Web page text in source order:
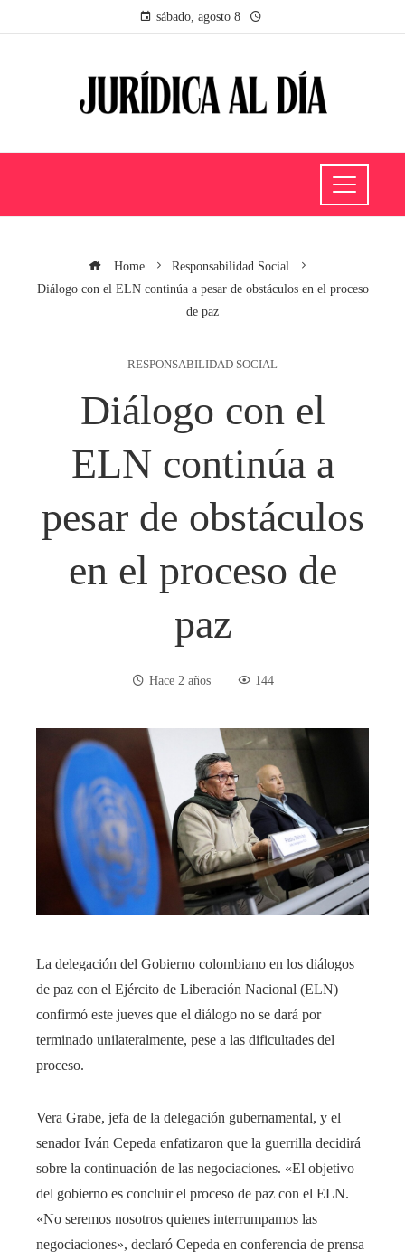
sábado, agosto 8
Home
Responsabilidad Social
Diálogo con el ELN continúa a pesar de obstáculos en el proceso
de paz
RESPONSABILIDAD SOCIAL
Diálogo con el
ELN continúa a
pesar de obstáculos
en el proceso de
paz
Hace 2 años 144
La delegación del Gobierno colombiano en los diálogos
de paz con el Ejército de Liberación Nacional (ELN)
confirmó este jueves que el diálogo no se dará por
terminado unilateralmente, pese a las dificultades del
proceso.
Vera Grabe, jefa de la delegación gubernamental, y el
senador Iván Cepeda enfatizaron que la guerrilla decidirá
sobre la continuación de las negociaciones. «El objetivo
del gobierno es concluir el proceso de paz con el ELN.
«No seremos nosotros quienes interrumpamos las
negociaciones», declaró Cepeda en conferencia de prensa